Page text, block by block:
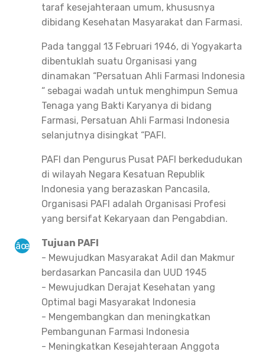
taraf kesejahteraan umum, khususnya
dibidang Kesehatan Masyarakat dan Farmasi.
Pada tanggal 13 Februari 1946, di Yogyakarta
dibentuklah suatu Organisasi yang
dinamakan “Persatuan Ahli Farmasi Indonesia
“ sebagai wadah untuk menghimpun Semua
Tenaga yang Bakti Karyanya di bidang
Farmasi, Persatuan Ahli Farmasi Indonesia
selanjutnya disingkat “PAFI.
PAFI dan Pengurus Pusat PAFI berkedudukan
di wilayah Negara Kesatuan Republik
Indonesia yang berazaskan Pancasila,
Organisasi PAFI adalah Organisasi Profesi
yang bersifat Kekaryaan dan Pengabdian.
Tujuan PAFI
- Mewujudkan Masyarakat Adil dan Makmur
berdasarkan Pancasila dan UUD 1945
- Mewujudkan Derajat Kesehatan yang
Optimal bagi Masyarakat Indonesia
- Mengembangkan dan meningkatkan
Pembangunan Farmasi Indonesia
- Meningkatkan Kesejahteraan Anggota